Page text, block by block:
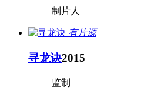
制片人
有片源
寻龙诀2015
监制